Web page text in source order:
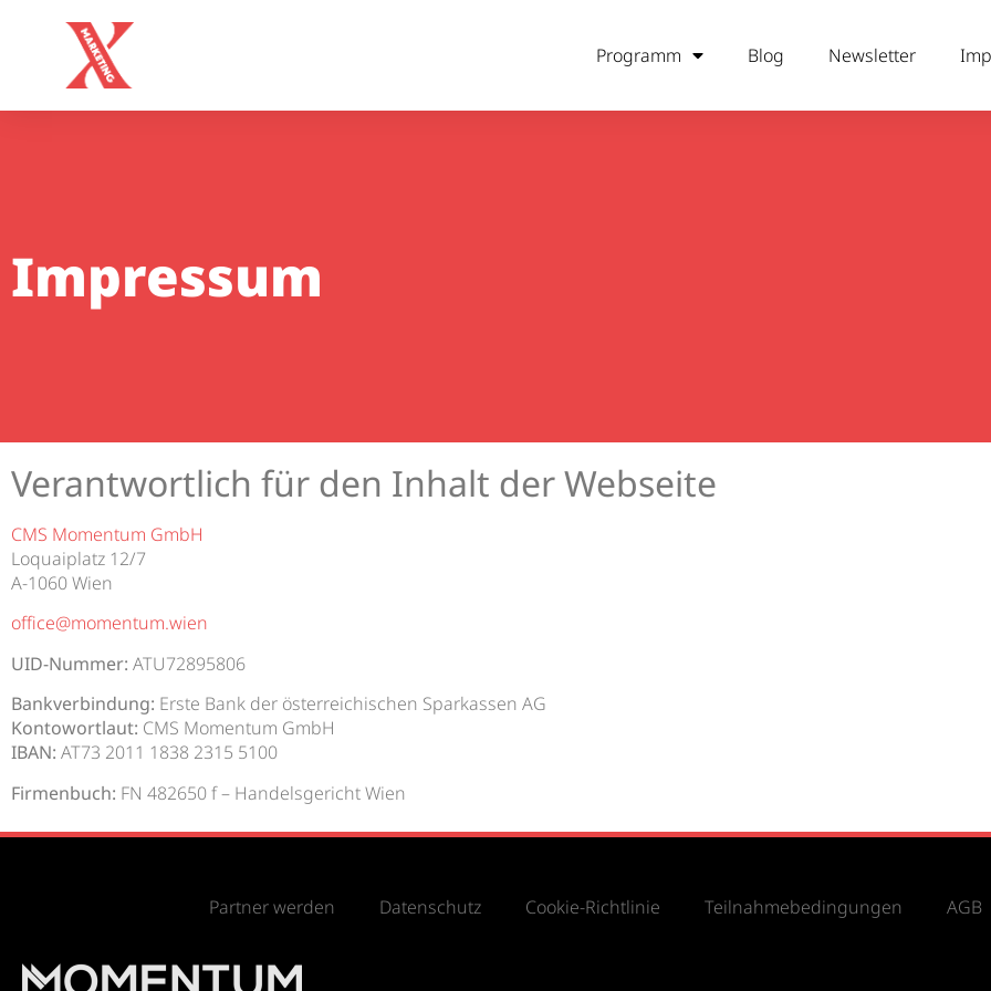
Programm Blog Newsletter
Impressum
Verantwortlich für den Inhalt der Webseite
CMS Momentum GmbH
Loquaiplatz 12/7
A-1060 Wien
office@momentum.wien
UID-Nummer: ATU72895806
Bankverbindung: Erste Bank der österreichischen Sparkassen AG
Kontowortlaut: CMS Momentum GmbH
IBAN: AT73 2011 1838 2315 5100
Firmenbuch: FN 482650 f – Handelsgericht Wien
Partner werden Datenschutz Cookie-Richtlinie Teilnahmebedingungen AGB